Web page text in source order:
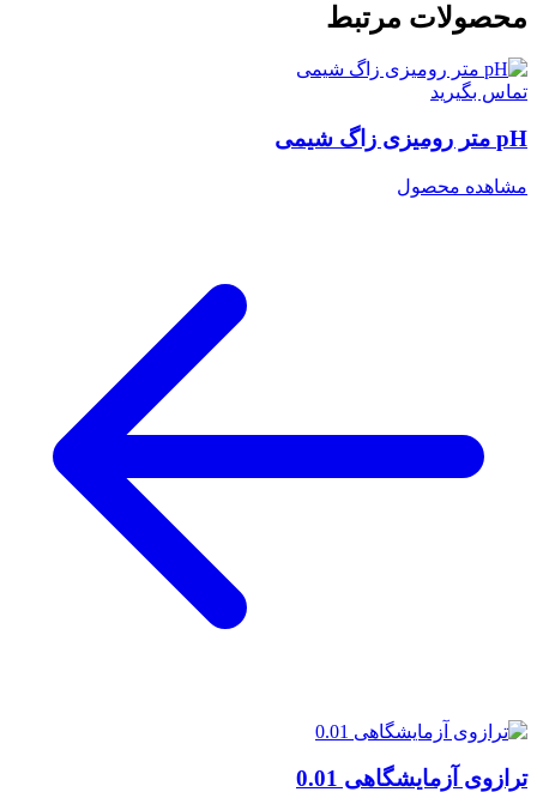
محصولات مرتبط
تماس بگیرید
pH متر رومیزی زاگ شیمی
مشاهده محصول
ترازوی آزمایشگاهی 0.01